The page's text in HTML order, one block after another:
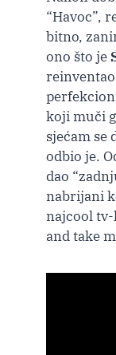
“Havoc”,
bitno,
ono što je
koji muči
sjećam se
odbio je.
dao
nabrijani
najcool tv-
and take